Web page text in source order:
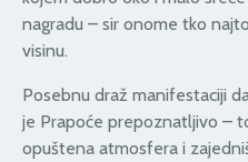
nagradu – sir onome tko
visinu.
Posebnu draž manifestaciji
je Prapoće prepoznatljivo –
opuštena atmosfera i